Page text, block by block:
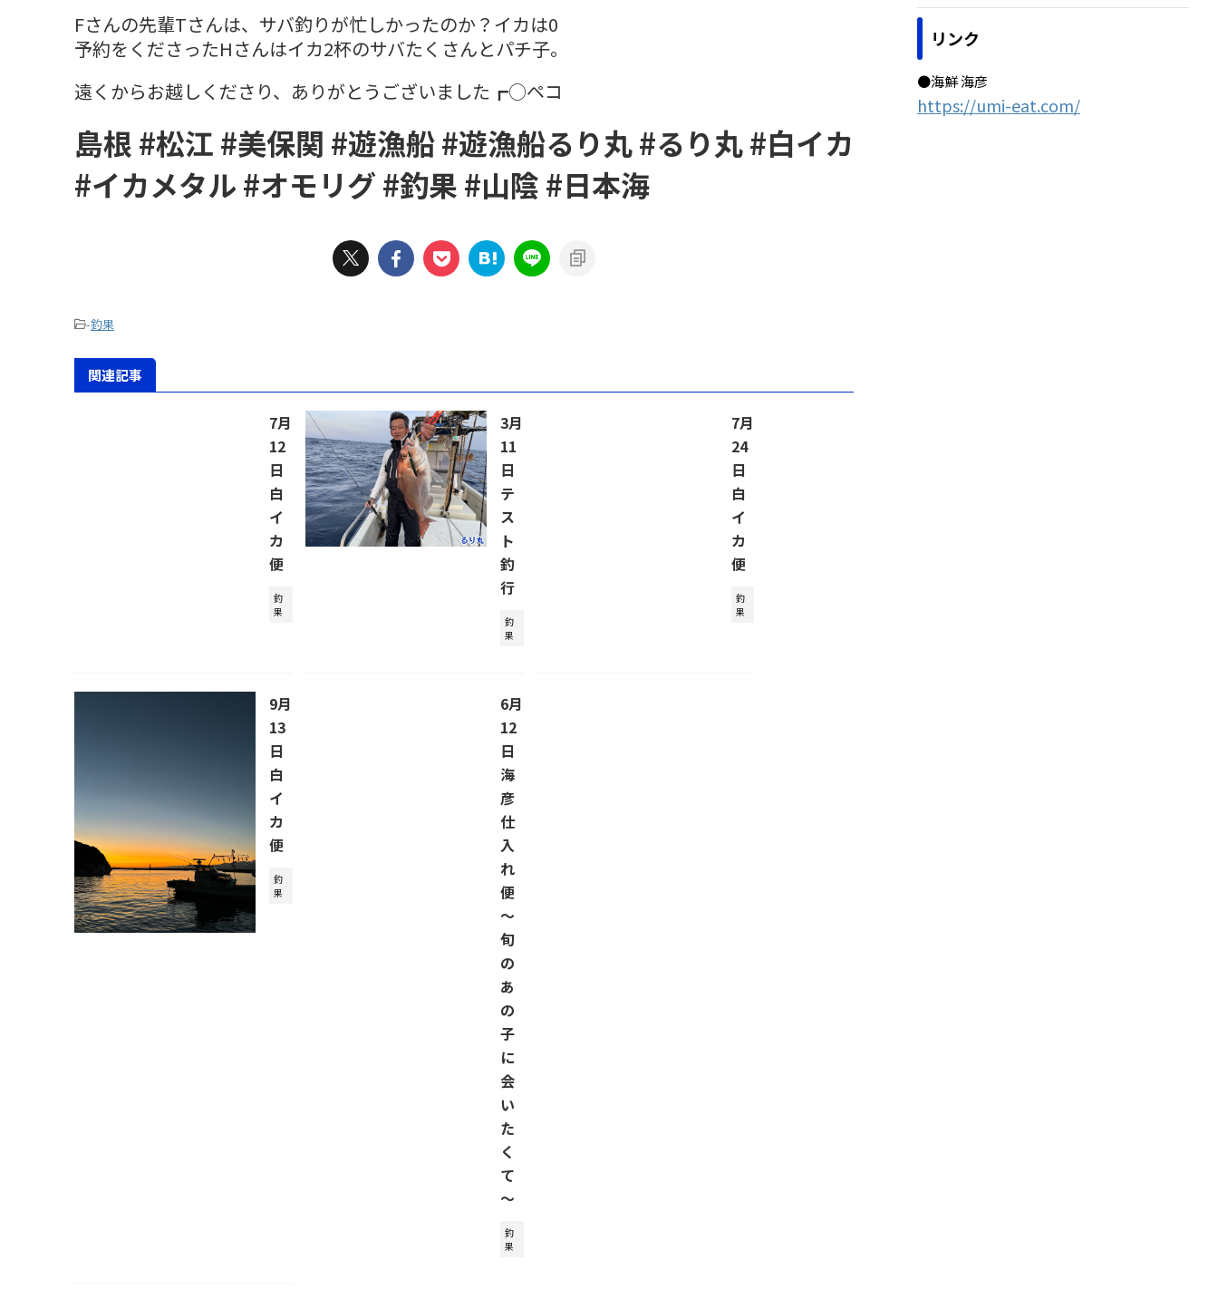
Fさんの先輩Tさんは、サバ釣りが忙しかったのか？イカは0
予約をくださったHさんはイカ2杯のサバたくさんとパチ子。
遠くからお越しくださり、ありがとうございました┏○ペコ
島根 #松江 #美保関 #遊漁船 #遊漁船るり丸 #るり丸 #白イカ
#イカメタル #オモリグ #釣果 #山陰 #日本海
-釣果
関連記事
7月
12
日
白
イ
カ
便
釣
果
3月
11
日
テ
ス
ト
釣
行
釣
果
7月
24
日
白
イ
カ
便
釣
果
9月
13
日
白
イ
カ
便
釣
果
6月
12
日
海
彦
仕
入
れ
便
〜
旬
の
あ
の
子
に
会
い
た
く
て
〜
釣
果
リンク
●海鮮 海彦
https://umi-eat.com/